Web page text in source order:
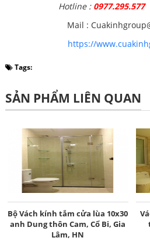
Hotline :
Mail :
https://
Tags:
SẢN PHẨM LIÊN QUAN
Bộ Vách kính tắm cửa lùa 10x30
anh Dung thôn Cam, Cổ Bi, Gia
Lâm, HN